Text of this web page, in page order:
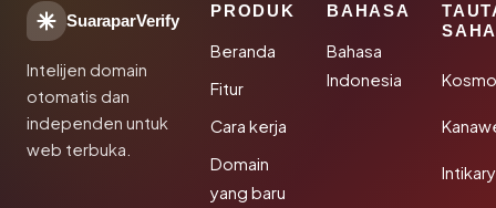
SuaraparVerify
Intelijen domain
otomatis dan
independen untuk
web terbuka.
PRODUK
Beranda
Fitur
Cara kerja
Domain
yang baru
BAHASA
Bahasa
Indonesia